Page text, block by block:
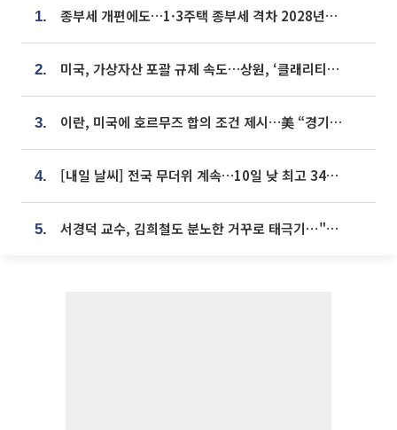
1. 종부세 개편에도…1·3주택 종부세 격차 2028년부터 확대
2. 미국, 가상자산 포괄 규제 속도…상원, ‘클래리티법’ 9월 절차투표 추진
3. 이란, 미국에 호르무즈 합의 조건 제시…美 “경기 아직 안 끝나” [종합]
4. [내일 날씨] 전국 무더위 계속…10일 낮 최고 34도 육박
5. 서경덕 교수, 김희철도 분노한 거꾸로 태극기⋯"엉터리는 아냐, 아쉬울 뿐"